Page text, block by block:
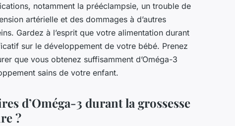
notamment la prééclampsie, un trouble de
artérielle et des dommages à d’autres
Gardez à l’esprit que votre alimentation durant
sur le développement de votre bébé. Prenez
que vous obtenez suffisamment d’Oméga-3
sains de votre enfant.
d’Oméga-3 durant la grossesse
?